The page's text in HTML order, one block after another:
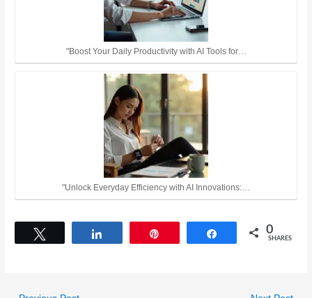
"Boost Your Daily Productivity with AI Tools for…
"Unlock Everyday Efficiency with AI Innovations:…
Share 0
SHARES